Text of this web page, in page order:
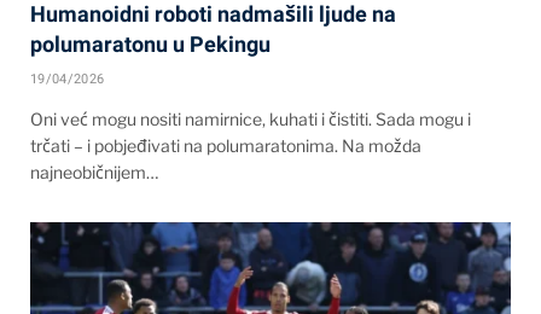
Humanoidni roboti nadmašili ljude na
polumaratonu u Pekingu
19/04/2026
Oni već mogu nositi namirnice, kuhati i čistiti. Sada mogu i
trčati – i pobjeđivati na polumaratonima. Na možda
najneobičnijem…